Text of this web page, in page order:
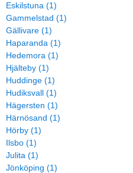
Eskilstuna (1)
Gammelstad (1)
Gällivare (1)
Haparanda (1)
Hedemora (1)
Hjälteby (1)
Huddinge (1)
Hudiksvall (1)
Hägersten (1)
Härnösand (1)
Hörby (1)
Ilsbo (1)
Julita (1)
Jönköping (1)